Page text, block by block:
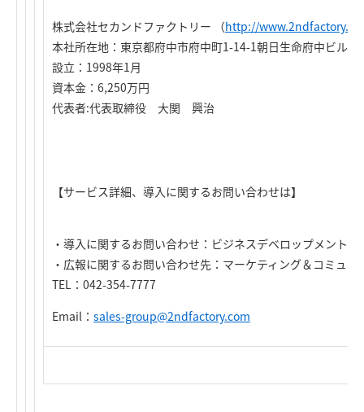
株式会社セカンドファクトリー （http://
本社所在地：東京都府中市府中町1-14-1朝日生命府中ビル
設立：1998年1月
資本金：6,250万円
代表者:代表取締役 大関 興治
【サービス詳細、導入に関するお問い合わせは】
・導入に関するお問い合わせ：ビジネスデベロップメントグ
・広報に関するお問い合わせ先：マーケティング＆コミュニ
TEL：042-354-7777
Email： sales-group@2ndfactory.com